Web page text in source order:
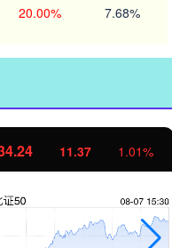
20.00% 7.68%
11.37 1.01%